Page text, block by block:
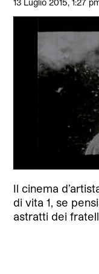
Il cinema
di vita 1, se
astratti dei